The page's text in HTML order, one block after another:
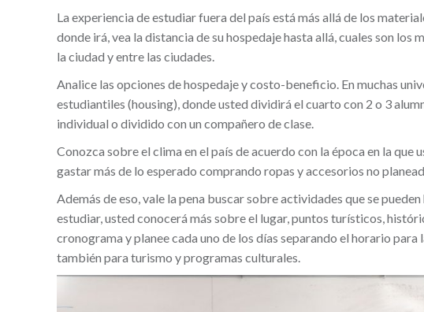
La experiencia de estudiar fuera del país está más allá de los
donde irá, vea la distancia de su hospedaje hasta allá, cuales son
la ciudad y entre las ciudades.
Analice las opciones de hospedaje y costo-beneficio. En muchas
estudiantiles (housing), donde usted dividirá el cuarto con 2 o 3
individual o dividido con un compañero de clase.
Conozca sobre el clima en el país de acuerdo con la época en la
gastar más de lo esperado comprando ropas y accesorios no
Además de eso, vale la pena buscar sobre actividades que se
estudiar, usted conocerá más sobre el lugar, puntos turísticos,
cronograma y planee cada uno de los días separando el horario
también para turismo y programas culturales.